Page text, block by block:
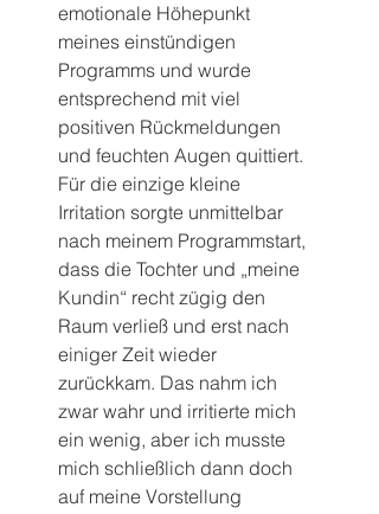
emotionale Höhepunkt
meines einstündigen
Programms und wurde
entsprechend mit viel
positiven Rückmeldungen
und feuchten Augen quittiert.
Für die einzige kleine
Irritation sorgte unmittelbar
nach meinem Programmstart,
dass die Tochter und „meine
Kundin“ recht zügig den
Raum verließ und erst nach
einiger Zeit wieder
zurückkam. Das nahm ich
zwar wahr und irritierte mich
ein wenig, aber ich musste
mich schließlich dann doch
auf meine Vorstellung